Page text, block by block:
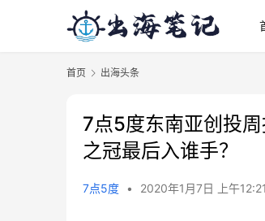
首页 出海头条
7点5度东南亚创投
之冠最后入谁手？
7点5度 • 2020年1月7日 上午12:21